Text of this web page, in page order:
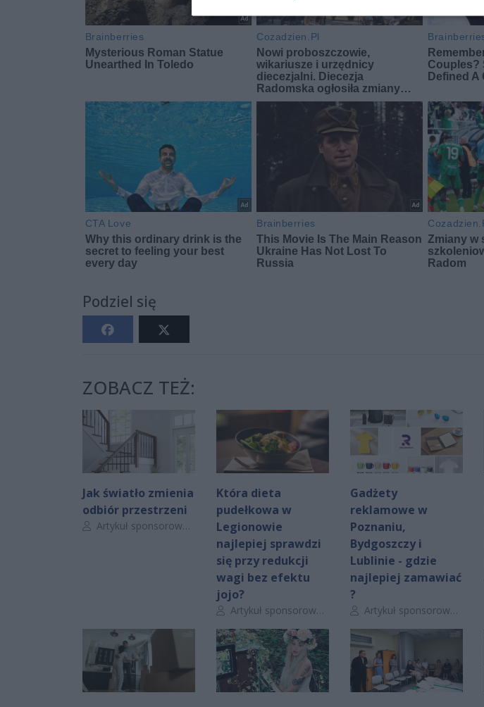
Podziel się
ZOBACZ TEŻ:
Jak światło zmienia
odbiór przestrzeni
Autor artykułu:
Artykuł sponsorowany
Która dieta
pudełkowa w
Legionowie
najlepiej sprawdzi
się przy redukcji
wagi bez efektu
jojo?
Autor artykułu:
Artykuł sponsorowany
Gadżety
reklamowe w
Poznaniu,
Bydgoszczy i
Lublinie - gdzie
najlepiej zamawiać
?
Autor artykułu:
Artykuł sponsorowany